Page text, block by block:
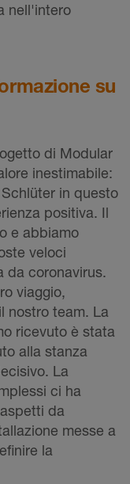
nell'intero
su
di Modular
inestimabile:
in questo
positiva. Il
e abbiamo
veloci
da coronavirus.
viaggio,
nostro team. La
ricevuto è stata
alla stanza
La
ci ha
da
messe a
la